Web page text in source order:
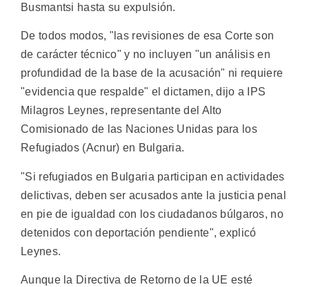
Busmantsi hasta su expulsión.
De todos modos, "las revisiones de esa Corte son
de carácter técnico" y no incluyen "un análisis en
profundidad de la base de la acusación" ni requiere
"evidencia que respalde" el dictamen, dijo a IPS
Milagros Leynes, representante del Alto
Comisionado de las Naciones Unidas para los
Refugiados (Acnur) en Bulgaria.
"Si refugiados en Bulgaria participan en actividades
delictivas, deben ser acusados ante la justicia penal
en pie de igualdad con los ciudadanos búlgaros, no
detenidos con deportación pendiente", explicó
Leynes.
Aunque la Directiva de Retorno de la UE esté